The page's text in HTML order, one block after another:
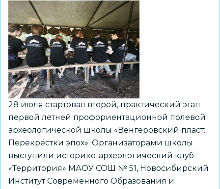
28 июля стартовал второй, практический этап
первой летней профориентационной полевой
археологической школы «Венгеровский пласт:
Перекрёстки эпох». Организаторами школы
выступили историко-археологический клуб
«Территория» МАОУ СОШ № 51, Новосибирский
Институт Современного Образования и